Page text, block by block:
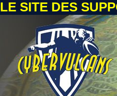
LE SITE DES